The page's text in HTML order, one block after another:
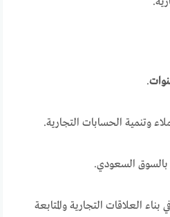
.
وتنمية الحسابات التجارية.
السعودي.
العلاقات التجارية والمتابعة